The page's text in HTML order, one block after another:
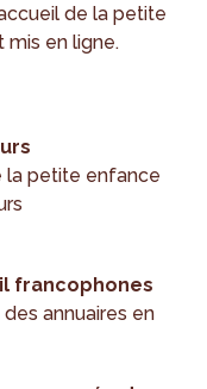
de la petite
en ligne.
la petite enfance
francophones
des annuaires en